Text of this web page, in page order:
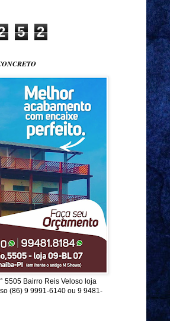
5 2
5505 Bairro Reis Veloso loja
(86) 9 9991-6140 ou 9 9481-